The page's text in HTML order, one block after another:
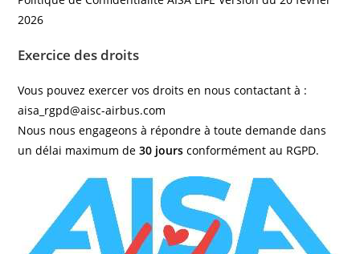
2026
Exercice des droits
Vous pouvez exercer vos droits en nous contactant à :
aisa_rgpd@aisc-airbus.com
Nous nous engageons à répondre à toute demande dans
un délai maximum de30 jours conformément au RGPD.